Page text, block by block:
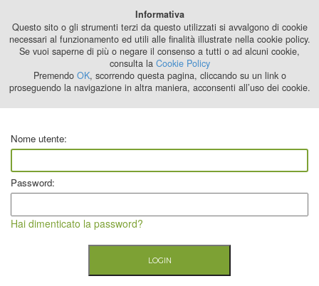
2024
Nome utente:
Password:
Hai dimenticato la password?
Informativa
Questo sito o gli strumenti terzi da questo utilizzati si avvalgono di cookie
necessari al funzionamento ed utili alle finalità illustrate nella cookie policy.
Se vuoi saperne di più o negare il consenso a tutti o ad alcuni cookie,
consulta la Cookie Policy
Premendo OK, scorrendo questa pagina, cliccando su un link o
proseguendo la navigazione in altra maniera, acconsenti all’uso dei cookie.